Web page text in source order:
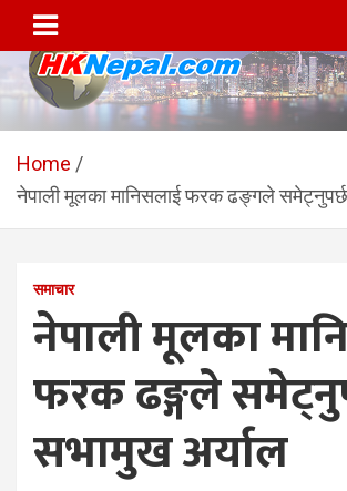
content
HKNepal.com –
सञ्चालित पहिलो नेपाली
पत्रिका
hknepal, hknepal.com, hk nepal, hk nepal com
Home
नेपाली मूलका मानिसलाई फरक ढङ्गले
समाचार
नेपाली मूलका
फरक ढङ्गले
सभामुख अर्याल